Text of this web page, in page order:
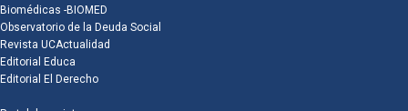
Biomédicas -BIOMED
Observatorio de la Deuda Social
Revista UCActualidad
Editorial Educa
Editorial El Derecho